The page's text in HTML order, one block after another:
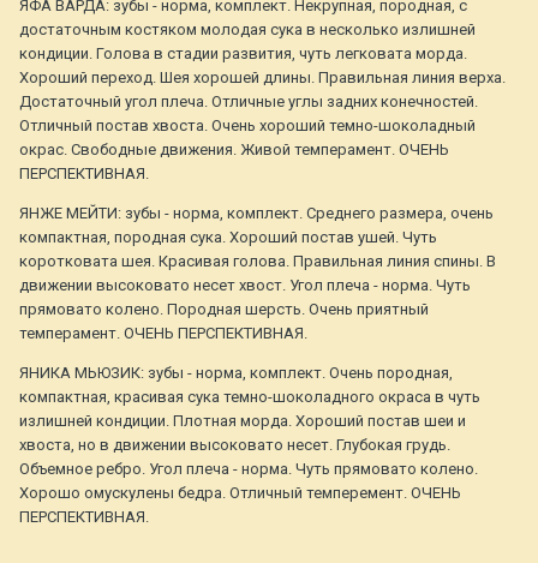
ЯФА ВАРДА: зубы - норма, комплект. Некрупная, породная, с
достаточным костяком молодая сука в несколько излишней
кондиции. Голова в стадии развития, чуть легковата морда.
Хороший переход. Шея хорошей длины. Правильная линия верха.
Достаточный угол плеча. Отличные углы задних конечностей.
Отличный постав хвоста. Очень хороший темно-шоколадный
окрас. Свободные движения. Живой темперамент. ОЧЕНЬ
ПЕРСПЕКТИВНАЯ.
ЯНЖЕ МЕЙТИ: зубы - норма, комплект. Среднего размера, очень
компактная, породная сука. Хороший постав ушей. Чуть
коротковата шея. Красивая голова. Правильная линия спины. В
движении высоковато несет хвост. Угол плеча - норма. Чуть
прямовато колено. Породная шерсть. Очень приятный
темперамент. ОЧЕНЬ ПЕРСПЕКТИВНАЯ.
ЯНИКА МЬЮЗИК: зубы - норма, комплект. Очень породная,
компактная, красивая сука темно-шоколадного окраса в чуть
излишней кондиции. Плотная морда. Хороший постав шеи и
хвоста, но в движении высоковато несет. Глубокая грудь.
Объемное ребро. Угол плеча - норма. Чуть прямовато колено.
Хорошо омускулены бедра. Отличный темперемент. ОЧЕНЬ
ПЕРСПЕКТИВНАЯ.